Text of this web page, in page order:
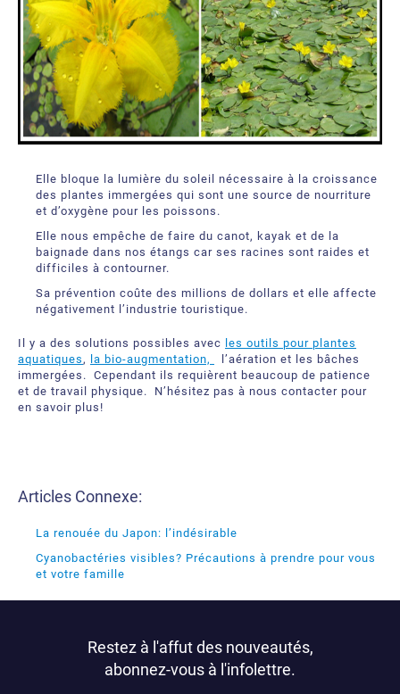
Elle bloque la lumière du soleil nécessaire à la croissance
des plantes immergées qui sont une source de nourriture
et d’oxygène pour les poissons.
Elle nous empêche de faire du canot, kayak et de la
baignade dans nos étangs car ses racines sont raides et
difficiles à contourner.
Sa prévention coûte des millions de dollars et elle affecte
négativement l’industrie touristique.
Il y a des solutions possibles avec les outils pour plantes
aquatiques, la bio-augmentation,
l’aération et les bâches
immergées. Cependant ils requièrent beaucoup de patience
et de travail physique. N’hésitez pas à nous contacter pour
en savoir plus!
Articles Connexe:
La renouée du Japon: l’indésirable
Cyanobactéries visibles? Précautions à prendre pour vous
et votre famille
Restez à l'affut des nouveautés,
abonnez-vous à l'infolettre.